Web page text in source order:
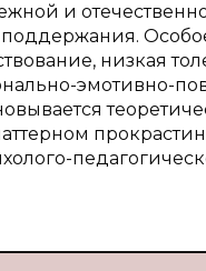
и
низкая
эмотивно-